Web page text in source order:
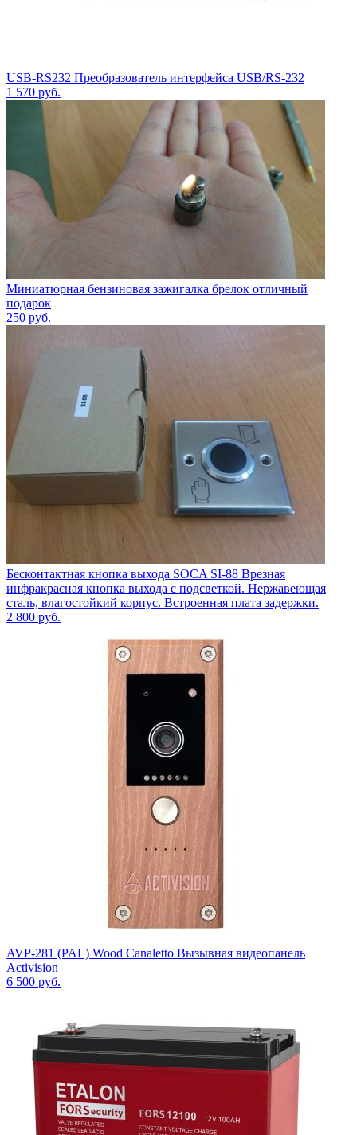
USB-RS232 Преобразователь интерфейса USB/RS-232
1 570 руб.
Миниатюрная бензиновая зажигалка брелок отличный
подарок
250 руб.
Бесконтактная кнопка выхода SOCA SI-88 Врезная
инфракрасная кнопка выхода с подсветкой. Нержавеющая
сталь, влагостойкий корпус. Встроенная плата задержки.
2 800 руб.
AVP-281 (PAL) Wood Canaletto Вызывная видеопанель
Activision
6 500 руб.